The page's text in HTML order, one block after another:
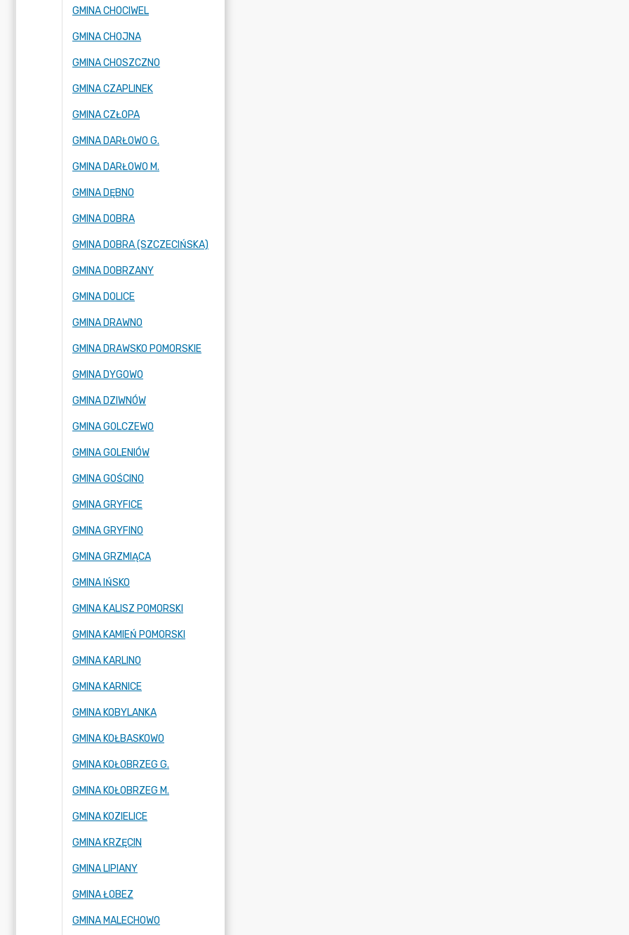
GMINA CHOCIWEL
GMINA CHOJNA
GMINA CHOSZCZNO
GMINA CZAPLINEK
GMINA CZŁOPA
GMINA DARŁOWO G.
GMINA DARŁOWO M.
GMINA DĘBNO
GMINA DOBRA
GMINA DOBRA (SZCZECIŃSKA)
GMINA DOBRZANY
GMINA DOLICE
GMINA DRAWNO
GMINA DRAWSKO POMORSKIE
GMINA DYGOWO
GMINA DZIWNÓW
GMINA GOLCZEWO
GMINA GOLENIÓW
GMINA GOŚCINO
GMINA GRYFICE
GMINA GRYFINO
GMINA GRZMIĄCA
GMINA IŃSKO
GMINA KALISZ POMORSKI
GMINA KAMIEŃ POMORSKI
GMINA KARLINO
GMINA KARNICE
GMINA KOBYLANKA
GMINA KOŁBASKOWO
GMINA KOŁOBRZEG G.
GMINA KOŁOBRZEG M.
GMINA KOZIELICE
GMINA KRZĘCIN
GMINA LIPIANY
GMINA ŁOBEZ
GMINA MALECHOWO